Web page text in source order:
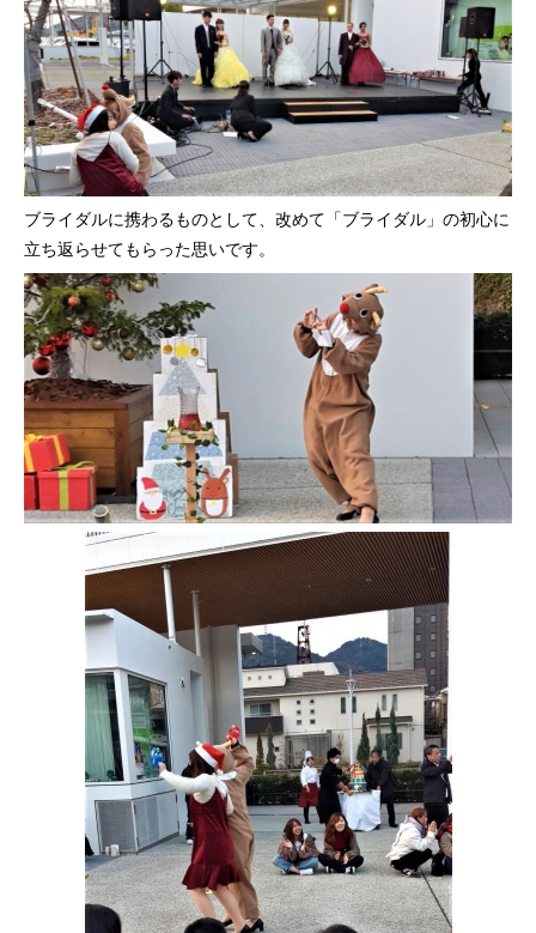
ブライダルに携わるものとして、改めて「ブライダル」の初心に
立ち返らせてもらった思いです。